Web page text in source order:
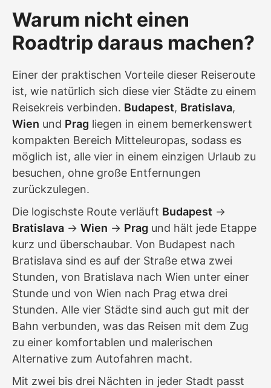
Warum nicht einen
Roadtrip daraus machen?
Einer der praktischen Vorteile dieser Reiseroute
ist, wie natürlich sich diese vier Städte zu einem
Reisekreis verbinden. Budapest, Bratislava,
Wien und Prag liegen in einem bemerkenswert
kompakten Bereich Mitteleuropas, sodass es
möglich ist, alle vier in einem einzigen Urlaub zu
besuchen, ohne große Entfernungen
zurückzulegen.
Die logischste Route verläuft Budapest →
Bratislava → Wien → Prag und hält jede Etappe
kurz und überschaubar. Von Budapest nach
Bratislava sind es auf der Straße etwa zwei
Stunden, von Bratislava nach Wien unter einer
Stunde und von Wien nach Prag etwa drei
Stunden. Alle vier Städte sind auch gut mit der
Bahn verbunden, was das Reisen mit dem Zug
zu einer komfortablen und malerischen
Alternative zum Autofahren macht.
Mit zwei bis drei Nächten in jeder Stadt passt